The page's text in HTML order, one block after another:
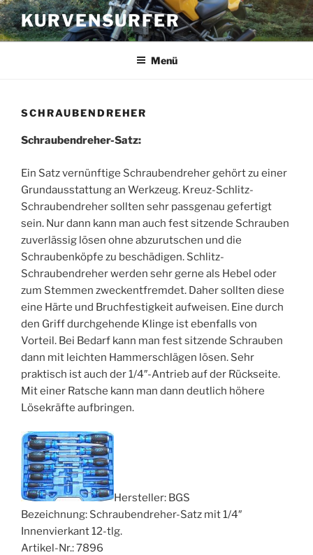
Zum
Inhalt
springen
KURVENSURFER
Menü
SCHRAUBENDREHER
Schraubendreher-Satz:
Ein Satz vernünftige Schraubendreher gehört zu einer
Grundausstattung an Werkzeug. Kreuz-Schlitz-
Schraubendreher sollten sehr passgenau gefertigt
sein. Nur dann kann man auch fest sitzende Schrauben
zuverlässig lösen ohne abzurutschen und die
Schraubenköpfe zu beschädigen. Schlitz-
Schraubendreher werden sehr gerne als Hebel oder
zum Stemmen zweckentfremdet. Daher sollten diese
eine Härte und Bruchfestigkeit aufweisen. Eine durch
den Griff durchgehende Klinge ist ebenfalls von
Vorteil. Bei Bedarf kann man fest sitzende Schrauben
dann mit leichten Hammerschlägen lösen. Sehr
praktisch ist auch der 1/4″-Antrieb auf der Rückseite.
Mit einer Ratsche kann man dann deutlich höhere
Lösekräfte aufbringen.
Hersteller: BGS
Bezeichnung: Schraubendreher-Satz mit 1/4″
Innenvierkant 12-tlg.
Artikel-Nr.: 7896